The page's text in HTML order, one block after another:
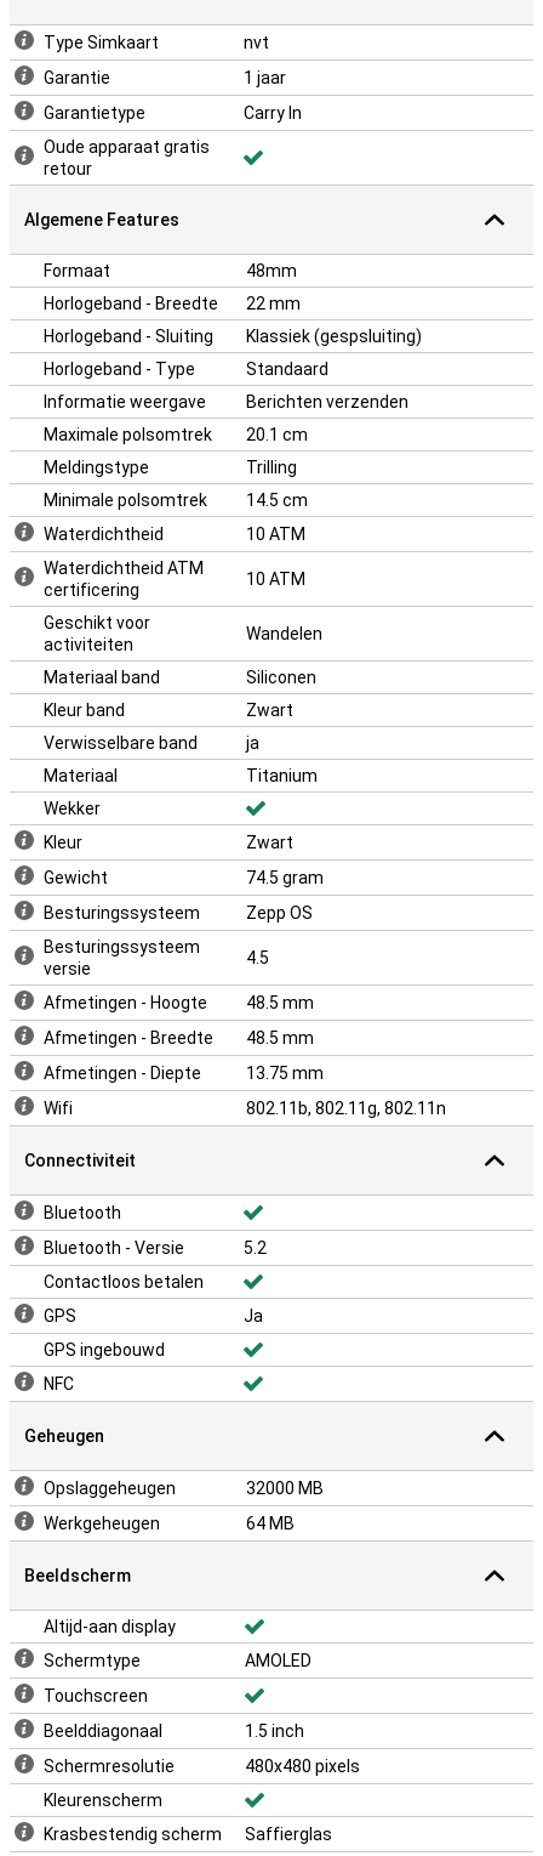
Ontworpen voor extreme omstandigheden
De T-Rex 3 Pro is gebouwd als een tank. Het horloge voldoet aan 15
militaire duurzaamheidstests en is bestand tegen temperaturen
van -30°C tot 70°C. Ook stof, schokken en vocht deren dit horloge
niet. Met een waterdichtheid tot 10 ATM kun je hem zorgeloos
dragen tijdens zwemmen, snorkelen of outdooractiviteiten in de
regen. De comfortabele siliconenband zorgt ervoor dat het horloge
smartwatch kun je elk avontuur aan.
Type Simkaart
nvt
Garantie
1 jaar
Garantietype
Carry In
Oude apparaat gratis
retour
Algemene Features
Formaat
48mm
Horlogeband - Breedte
22 mm
Horlogeband - Sluiting
Klassiek (gespsluiting)
Horlogeband - Type
Standaard
Informatie weergave
Berichten verzenden
Maximale polsomtrek
20.1 cm
Meldingstype
Trilling
Minimale polsomtrek
14.5 cm
Waterdichtheid
10 ATM
Waterdichtheid ATM
certificering
10 ATM
Geschikt voor
activiteiten
Wandelen
Materiaal band
Siliconen
Kleur band
Zwart
Verwisselbare band
ja
Materiaal
Titanium
Wekker
Kleur
Zwart
Gewicht
74.5 gram
Besturingssysteem
Zepp OS
Besturingssysteem
versie
4.5
Afmetingen - Hoogte
48.5 mm
Afmetingen - Breedte
48.5 mm
Afmetingen - Diepte
13.75 mm
Wifi
802.11b, 802.11g, 802.11n
Connectiviteit
Bluetooth
Bluetooth - Versie
5.2
Contactloos betalen
GPS
Ja
GPS ingebouwd
NFC
Geheugen
Opslaggeheugen
32000 MB
Werkgeheugen
64 MB
Beeldscherm
Altijd-aan display
Schermtype
AMOLED
Touchscreen
Beelddiagonaal
1.5 inch
Schermresolutie
480x480 pixels
Kleurenscherm
Krasbestendig scherm
Saffierglas